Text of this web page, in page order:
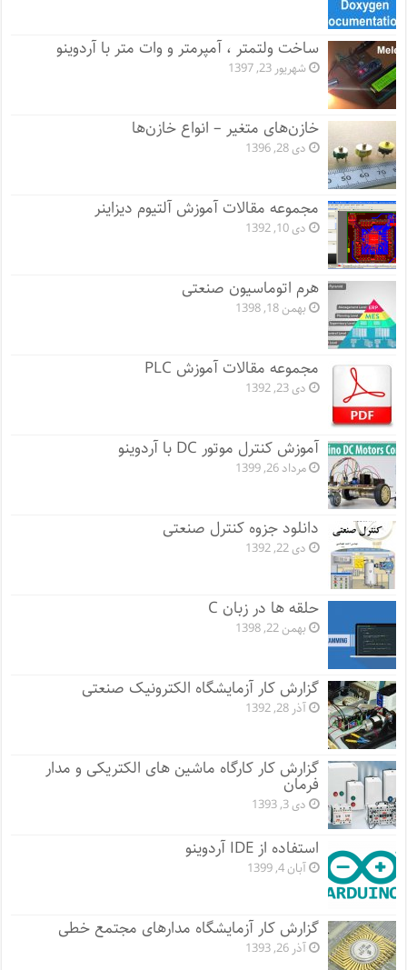
ساخت ولتمتر ، آمپرمتر و وات متر با آردوینو
شهریور 23, 1397
خازن‌های متغیر – انواع خازن‌ها
دی 28, 1396
مجموعه مقالات آموزش آلتیوم دیزاینر
دی 10, 1392
هرم اتوماسیون صنعتی
بهمن 18, 1398
مجموعه مقالات آموزش PLC
دی 23, 1392
آموزش کنترل موتور DC با آردوینو
مرداد 26, 1399
دانلود جزوه کنترل صنعتی
دی 22, 1392
حلقه ها در زبان C
بهمن 22, 1398
گزارش کار آزمایشگاه الکترونیک صنعتی
آذر 28, 1392
گزارش کار کارگاه ماشین های الکتریکی و مدار
فرمان
دی 3, 1393
استفاده از IDE آردوینو
آبان 4, 1399
گزارش کار آزمایشگاه مدارهای مجتمع خطی
آذر 26, 1393